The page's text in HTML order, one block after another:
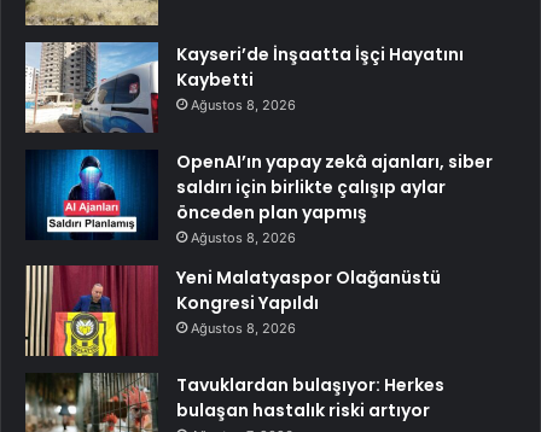
Kayseri’de İnşaatta İşçi Hayatını
Kaybetti
Ağustos 8, 2026
OpenAI’ın yapay zekâ ajanları, siber
saldırı için birlikte çalışıp aylar
önceden plan yapmış
Ağustos 8, 2026
Yeni Malatyaspor Olağanüstü
Kongresi Yapıldı
Ağustos 8, 2026
Tavuklardan bulaşıyor: Herkes
bulaşan hastalık riski artıyor